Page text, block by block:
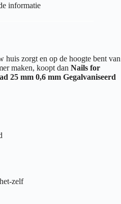
informatie
huis zorgt en op de hoogte bent van
maken, koopt dan Nails for
25 mm 0,6 mm Gegalvaniseerd
zelf